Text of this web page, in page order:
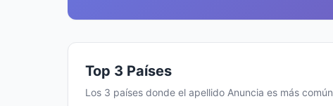
Top 3 Países
Los 3 países donde el apellido Anuncia es más común